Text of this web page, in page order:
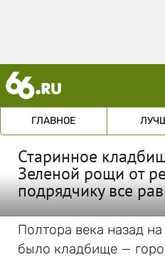
ГЛАВНОЕ
Старинное
Зеленой рощи от
подрядчику все
Полтора века назад
было кладбище —